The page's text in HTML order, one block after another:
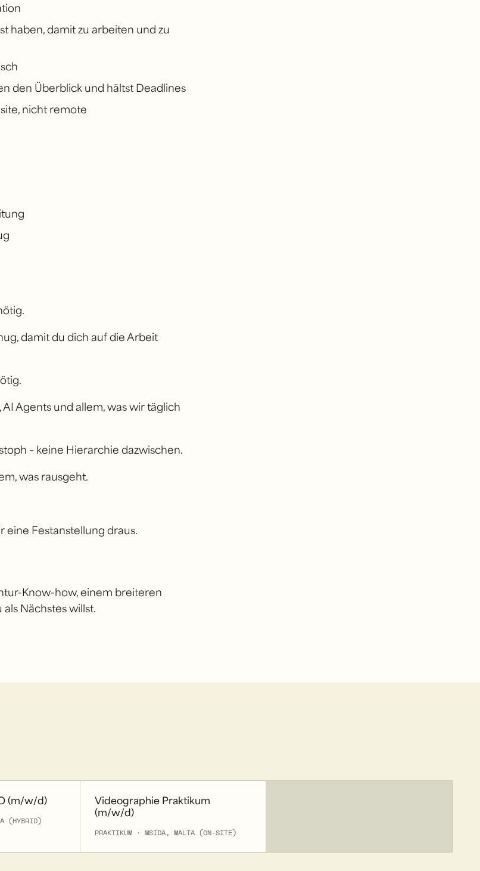
haben, damit zu arbeiten und zu
den Überblick und hältst Deadlines
nicht remote
damit du dich auf die Arbeit
Agents und allem, was wir täglich
– keine Hierarchie dazwischen.
was rausgeht.
Festanstellung draus.
Know-how, einem breiteren
Nächstes willst.
(m/w/d)
(HYBRID)
Videographie Praktikum
(m/w/d)
PRAKTIKUM · MSIDA, MALTA (ON-SITE)